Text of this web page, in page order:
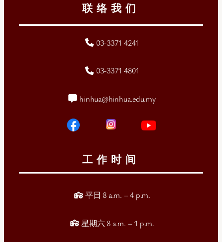
联络我们
03-3371 4241
03-3371 4801
hinhua@hinhua.edu.my
工作时间
平日 8 a.m. – 4 p.m.
星期六 8 a.m. – 1 p.m.